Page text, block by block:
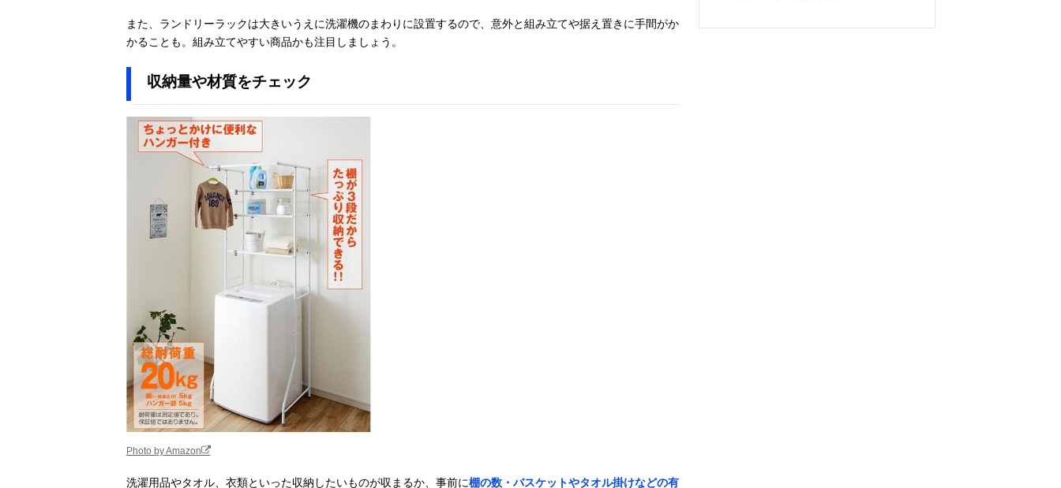
また、ランドリーラックは大きいうえに洗濯機のまわりに設置するので、意外と組み立てや据え置きに手間がか
かることも。組み立てやすい商品かも注目しましょう。
収納量や材質をチェック
Photo by Amazon
洗濯用品やタオル、衣類といった収納したいものが収まるか、事前に棚の数・バスケットやタオル掛けなどの有